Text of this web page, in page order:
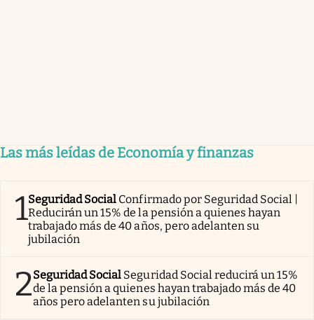
Las más leídas de Economía y finanzas
1Seguridad Social Confirmado por Seguridad Social |
Reducirán un 15% de la pensión a quienes hayan
trabajado más de 40 años, pero adelanten su
jubilación
2Seguridad Social Seguridad Social reducirá un 15%
de la pensión a quienes hayan trabajado más de 40
años pero adelanten su jubilación